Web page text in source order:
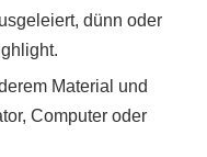
dünn oder
Material und
Computer oder